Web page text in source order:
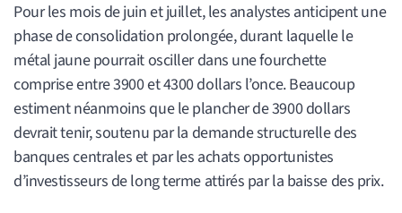
Pour les mois de juin et juillet, les analystes anticipent une
phase de consolidation prolongée, durant laquelle le
métal jaune pourrait osciller dans une fourchette
comprise entre 3900 et 4300 dollars l’once. Beaucoup
estiment néanmoins que le plancher de 3900 dollars
devrait tenir, soutenu par la demande structurelle des
banques centrales et par les achats opportunistes
d’investisseurs de long terme attirés par la baisse des prix.